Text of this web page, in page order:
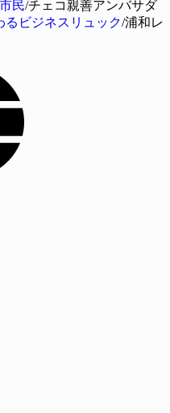
民/チェコ親善アンバサダ
るビジネスリュック/浦和レ